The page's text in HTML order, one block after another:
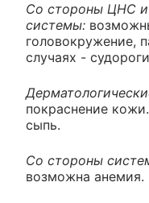
Со стороны ЦНС и
системы:
головокружение,
случаях -
покраснение
сыпь.
Со стороны
возможна анемия.